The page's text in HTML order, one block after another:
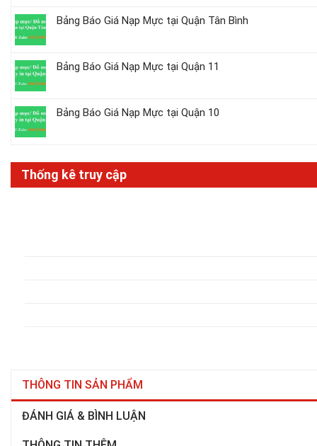
THÔNG TIN SẢN PHẨM
ĐÁNH GIÁ & BÌNH LUẬN
Bảng Báo Giá Nạp Mực tại Quận Tân Bình
Bảng Báo Giá Nạp Mực tại Quận 11
Bảng Báo Giá Nạp Mực tại Quận 10
Thống kê truy cập